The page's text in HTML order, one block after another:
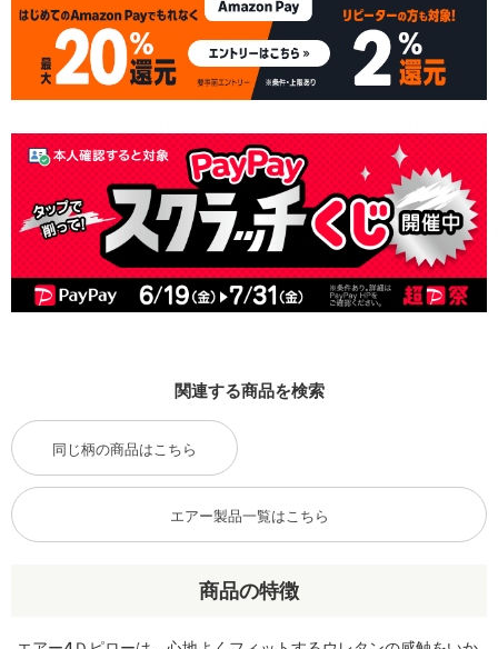
商品の特徴
関連する商品を検索
同じ柄の商品はこちら
エアー製品一覧はこちら